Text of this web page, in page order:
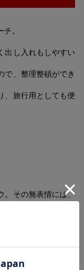
。
出し入れもしやすい
で、整理整頓ができ
、旅行用としても便
。その無表情には、